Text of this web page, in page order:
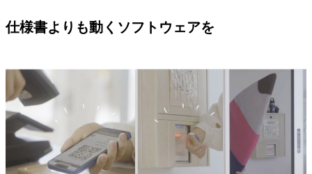
仕様書よりも動くソフトウェアを